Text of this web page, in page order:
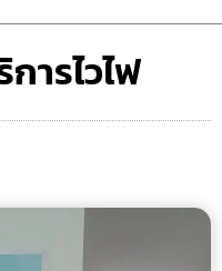
ารไวไฟ